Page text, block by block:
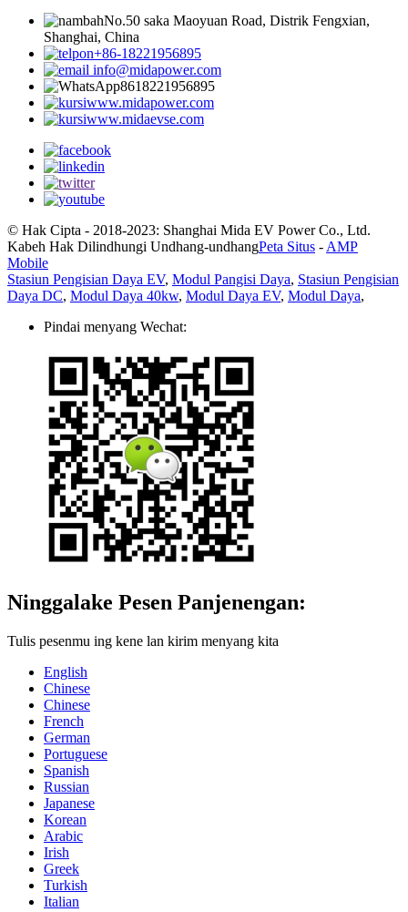
No.50 saka Maoyuan Road, Distrik Fengxian,
Shanghai, China
+86-18221956895
info@midapower.com
8618221956895
www.midapower.com
www.midaevse.com
© Hak Cipta - 2018-2023: Shanghai Mida EV Power Co., Ltd.
Kabeh Hak Dilindhungi Undhang-undhangPeta Situs - AMP
Mobile
Stasiun Pengisian Daya EV, Modul Pangisi Daya, Stasiun Pengisian
Daya DC, Modul Daya 40kw, Modul Daya EV, Modul Daya,
Pindai menyang Wechat:
Ninggalake Pesen Panjenengan:
Tulis pesenmu ing kene lan kirim menyang kita
English
Chinese
Chinese
French
German
Portuguese
Spanish
Russian
Japanese
Korean
Arabic
Irish
Greek
Turkish
Italian